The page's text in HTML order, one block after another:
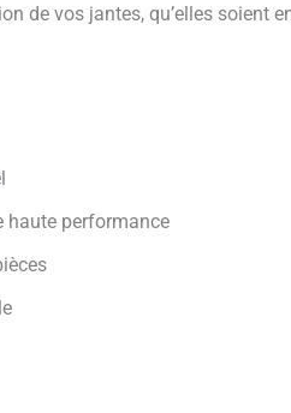
de vos jantes, qu’elles soient
haute performance